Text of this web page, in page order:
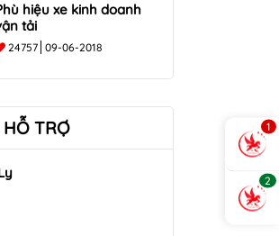
hiệu xe kinh doanh
tải
24757 09-06-2018
TRỢ 1
2